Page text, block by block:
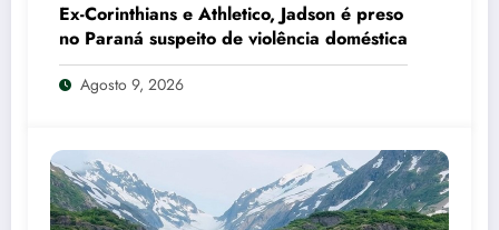
Ex-Corinthians e Athletico, Jadson é preso
no Paraná suspeito de violência doméstica
Agosto 9, 2026